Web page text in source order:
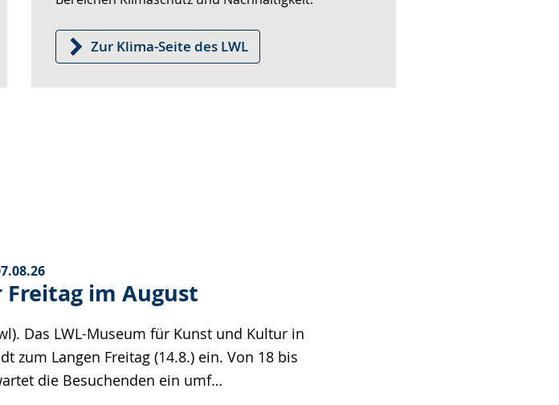
Zur Klima-Seite des LWL
Freitag im August
Das LWL-Museum für Kunst und Kultur in
zum Langen Freitag (14.8.) ein. Von 18 bis
die Besuchenden ein umf…